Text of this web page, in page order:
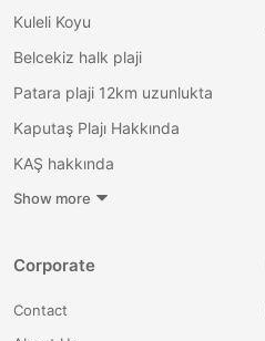
Kuleli Koyu
Belcekiz halk plaji
Patara plaji 12km uzunlukta
Kaputaş Plajı Hakkında
KAŞ hakkında
Show more
Corporate
Contact